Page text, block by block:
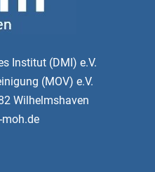
Institut (DMI) e.V.
(MOV) e.V.
Wilhelmshaven